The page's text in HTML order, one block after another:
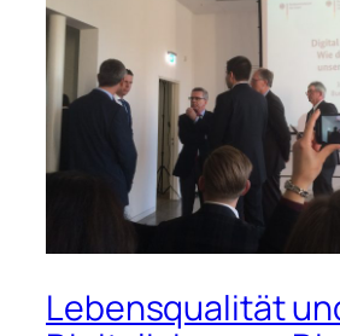
Lebensqualität